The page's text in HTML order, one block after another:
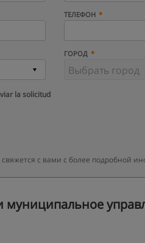
ТЕЛЕФОН
ГОРОД
la solicitud
с вами с более подробной
муниципальное